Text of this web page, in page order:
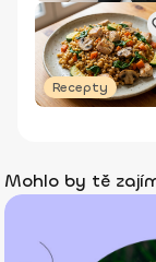
Recepty
Mohlo by tě